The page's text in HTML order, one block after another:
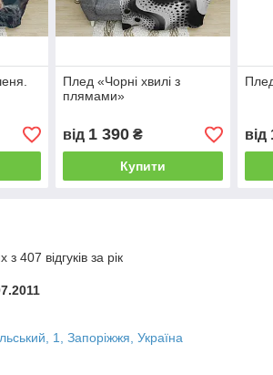
Плед «Чорні хвилі з
плямами»
від 1 390₴
Купити
від
407 відгуків за рік
1, Запоріжжя, Україна